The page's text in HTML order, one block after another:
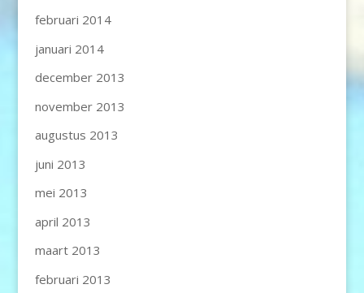
februari 2014
januari 2014
december 2013
november 2013
augustus 2013
juni 2013
mei 2013
april 2013
maart 2013
februari 2013